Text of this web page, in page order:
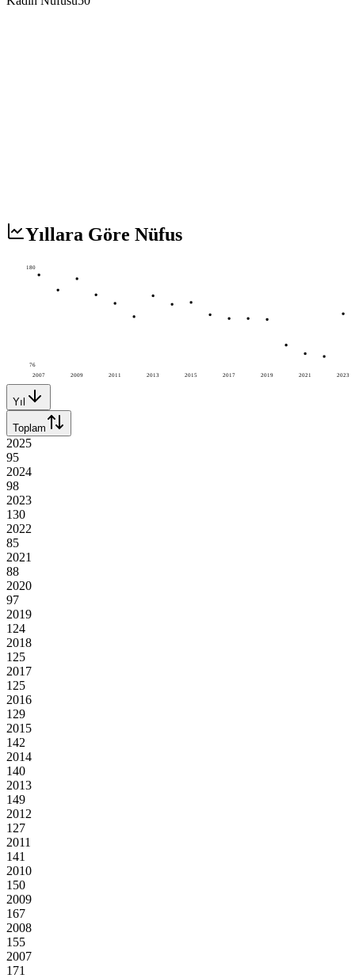
Yıllara Göre Nüfus
2007 2009 2011 2013 2015 2017 2019 2021 2023
180
76
Yıl
Toplam
2025
95
2024
98
2023
130
2022
85
2021
88
2020
97
2019
124
2018
125
2017
125
2016
129
2015
142
2014
140
2013
149
2012
127
2011
141
2010
150
2009
167
2008
155
2007
171